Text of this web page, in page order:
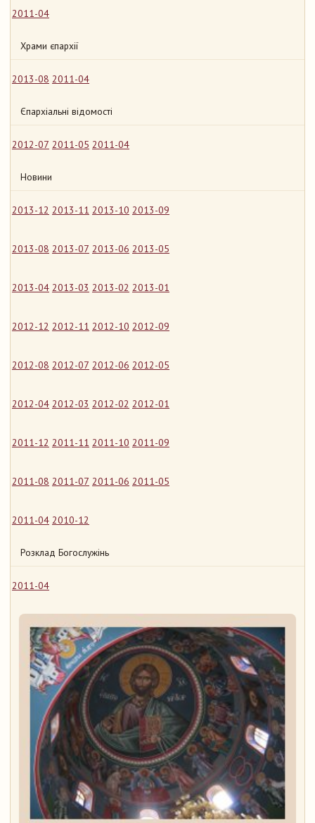
2011-04
Храми єпархії
2013-08 2011-04
Єпархіальні відомості
2012-07 2011-05 2011-04
Новини
2013-12 2013-11 2013-10 2013-09
2013-08 2013-07 2013-06 2013-05
2013-04 2013-03 2013-02 2013-01
2012-12 2012-11 2012-10 2012-09
2012-08 2012-07 2012-06 2012-05
2012-04 2012-03 2012-02 2012-01
2011-12 2011-11 2011-10 2011-09
2011-08 2011-07 2011-06 2011-05
2011-04 2010-12
Розклад Богослужінь
2011-04